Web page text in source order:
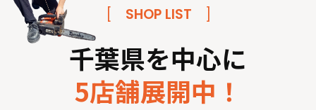
SHOP LIST
千葉県を中心に
5店舗展開中！